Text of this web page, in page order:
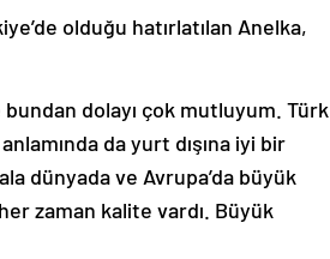
olduğu hatırlatılan Anelka,
dolayı çok mutluyum. Türk
da yurt dışına iyi bir
dünyada ve Avrupa’da büyük
zaman kalite vardı. Büyük